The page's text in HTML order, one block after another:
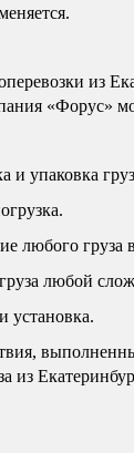
из
«Форус»
и упаковка
любого
любой
установка.
из